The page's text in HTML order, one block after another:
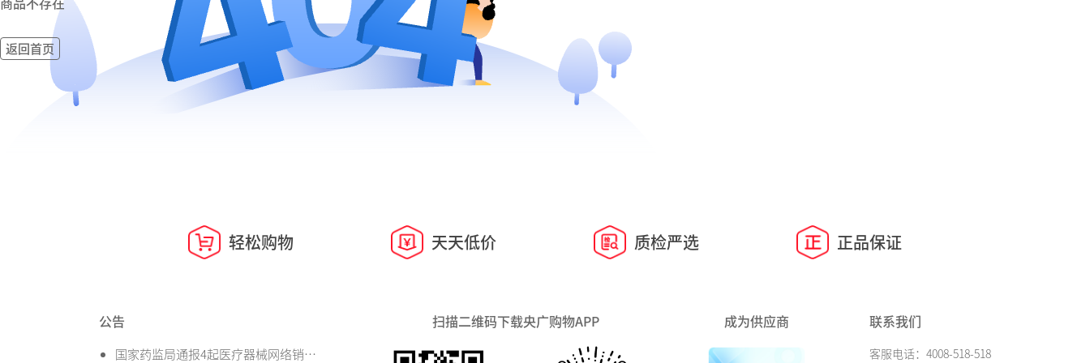
返回首页
轻松购物 天天低价 质检严选 正品保证
公告
国家药监局通报4起医疗器械网络销售违法违规案件信息
扫描二维码下载央广购物APP 成为供应商 联系我们
客服电话：4008-518-518